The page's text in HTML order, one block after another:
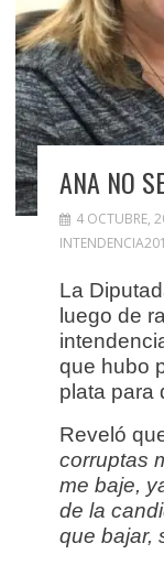
ANA NO
4 OCTUBRE,
La
luego de
que hubo
plata para
Reveló
corruptas
me baje,
de la
que bajar,